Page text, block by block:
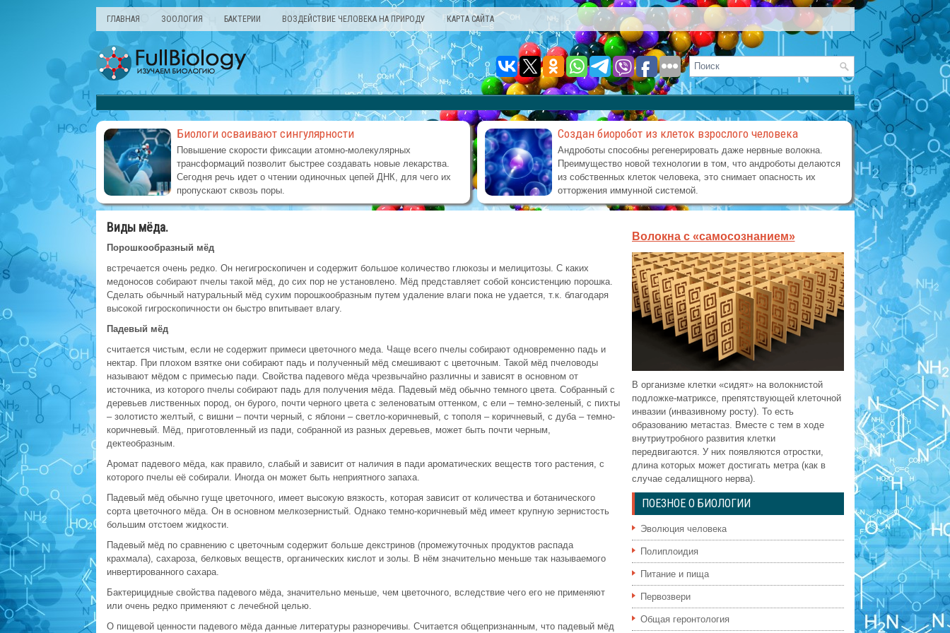
ГЛАВНАЯ ЗООЛОГИЯ БАКТЕРИИ ВОЗДЕЙСТВИЕ ЧЕЛОВЕКА НА ПРИРОДУ КАРТА САЙТА
Биологи осваивают сингулярности
Повышение скорости фиксации атомно-молекулярных
трансформаций позволит быстрее создавать новые лекарства.
Сегодня речь идет о чтении одиночных цепей ДНК, для чего их
пропускают сквозь поры.
Создан биоробот из клеток взрослого человека
Андроботы способны регенерировать даже нервные волокна.
Преимущество новой технологии в том, что андроботы делаются
из собственных клеток человека, это снимает опасность их
отторжения иммунной системой.
Виды мёда.
Порошкообразный мёд
встречается очень редко. Он негигроскопичен и содержит большое количество глюкозы и мелицитозы. С каких
медоносов собирают пчелы такой мёд, до сих пор не установлено. Мёд представляет собой консистенцию порошка.
Сделать обычный натуральный мёд сухим порошкообразным путем удаление влаги пока не удается, т.к. благодаря
высокой гигроскопичности он быстро впитывает влагу.
Падевый мёд
считается чистым, если не содержит примеси цветочного меда. Чаще всего пчелы собирают одновременно падь и
нектар. При плохом взятке они собирают падь и полученный мёд смешивают с цветочным. Такой мёд пчеловоды
называют мёдом с примесью пади. Свойства падевого мёда чрезвычайно различны и зависят в основном от
источника, из которого пчелы собирают падь для получения мёда. Падевый мёд обычно темного цвета. Собранный с
деревьев лиственных пород, он бурого, почти черного цвета с зеленоватым оттенком, с ели – темно-зеленый, с пихты
– золотисто желтый, с вишни – почти черный, с яблони – светло-коричневый, с тополя – коричневый, с дуба – темно-
коричневый. Мёд, приготовленный из пади, собранной из разных деревьев, может быть почти черным,
дектеобразным.
Аромат падевого мёда, как правило, слабый и зависит от наличия в пади ароматических веществ того растения, с
которого пчелы её собирали. Иногда он может быть неприятного запаха.
Падевый мёд обычно гуще цветочного, имеет высокую вязкость, которая зависит от количества и ботанического
сорта цветочного мёда. Он в основном мелкозернистый. Однако темно-коричневый мёд имеет крупную зернистость
большим отстоем жидкости.
Падевый мёд по сравнению с цветочным содержит больше декстринов (промежуточных продуктов распада
крахмала), сахароза, белковых веществ, органических кислот и золы. В нём значительно меньше так называемого
инвертированного сахара.
Бактерицидные свойства падевого мёда, значительно меньше, чем цветочного, вследствие чего его не применяют
или очень редко применяют с лечебной целью.
О пищевой ценности падевого мёда данные литературы разноречивы. Считается общепризнанным, что падевый мёд
Волокна с «самосознанием»
В организме клетки «сидят» на волокнистой
подложке-матриксе, препятствующей клеточной
инвазии (инвазивному росту). То есть
образованию метастаз. Вместе с тем в ходе
внутриутробного развития клетки
передвигаются. У них появляются отростки,
длина которых может достигать метра (как в
случае седалищного нерва).
ПОЕЗНОЕ О БИОЛОГИИ
Эволюция человека
Полиплоидия
Питание и пища
Первозвери
Общая геронтология